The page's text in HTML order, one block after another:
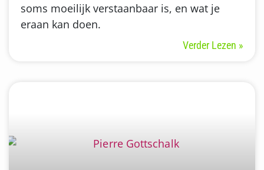
soms moeilijk verstaanbaar is, en wat je
eraan kan doen.
Verder Lezen »